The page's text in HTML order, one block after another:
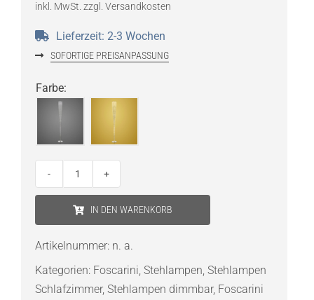
inkl. MwSt. zzgl. Versandkosten
Lieferzeit: 2-3 Wochen
SOFORTIGE PREISANPASSUNG
Farbe:
IN DEN WARENKORB
Artikelnummer: n. a.
Kategorien: Foscarini, Stehlampen, Stehlampen
Schlafzimmer, Stehlampen dimmbar, Foscarini